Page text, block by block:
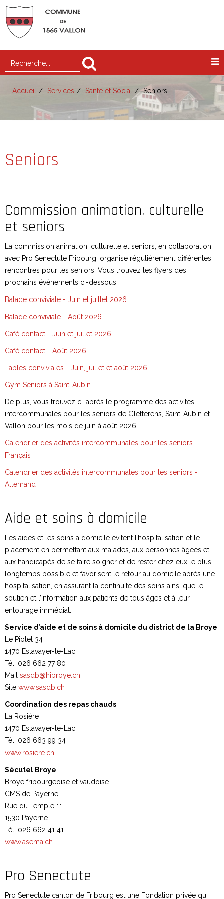
Accueil Services Santé et Social Seniors
Seniors
Commission animation, culturelle
et seniors
La commission animation, culturelle et seniors, en collaboration
avec Pro Senectute Fribourg, organise régulièrement différentes
rencontres pour les seniors. Vous trouvez les flyers des
prochains évènements ci-dessous :
Balade conviviale - Juin et juillet 2026
Balade conviviale - Août 2026
Café contact - Juin et juillet 2026
Café contact - Août 2026
Tables conviviales - Juin, juillet et août 2026
Gym Seniors à Saint-Aubin
De plus, vous trouvez ci-après le programme des activités
intercommunales pour les seniors de Gletterens, Saint-Aubin et
Vallon pour les mois de juin à août 2026.
Calendrier des activités intercommunales pour les seniors -
Français
Calendrier des activités intercommunales pour les seniors -
Allemand
Aide et soins à domicile
Les aides et les soins a domicile évitent l’hospitalisation et le
placement en permettant aux malades, aux personnes âgées et
aux handicapés de se faire soigner et de rester chez eux le plus
longtemps possible et favorisent le retour au domicile après une
hospitalisation, en assurant la continuité des soins ainsi que le
soutien et l’information aux patients de tous âges et à leur
entourage immédiat.
Service d’aide et de soins à domicile du district de la Broye
Le Piolet 34
1470 Estavayer-le-Lac
Tél. 026 662 77 80
Mail sasdb@hibroye.ch
Site www.sasdb.ch
Coordination des repas chauds
La Rosière
1470 Estavayer-le-Lac
Tél. 026 663 99 34
www.rosiere.ch
Sécutel Broye
Broye fribourgeoise et vaudoise
CMS de Payerne
Rue du Temple 11
1530 Payerne
Tél. 026 662 41 41
www.asema.ch
Pro Senectute
Pro Senectute canton de Fribourg est une Fondation privée qui